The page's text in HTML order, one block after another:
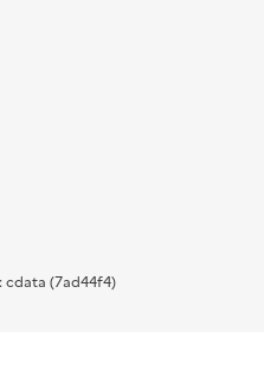
cdata (7ad44f4)